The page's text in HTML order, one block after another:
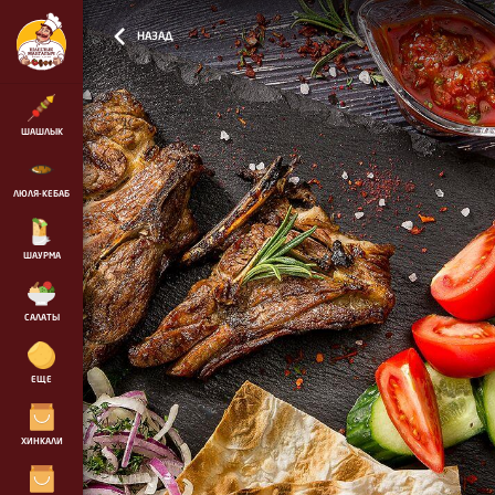
maps.yandex.ru/services/constructor/1.0/js/?
ШАШЛЫК
ЛЮЛЯ-КЕБАБ
ШАУРМА
САЛАТЫ
ЕЩЕ
ХИНКАЛИ
до
СВИНИНА ШЕЙКА 460
СВИНИНА КОРЕЙКА 460
НАЗАД